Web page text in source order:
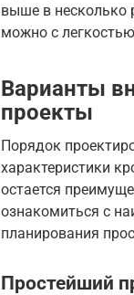
выше в несколько
можно с
Варианты
проекты
Порядок
характеристики
остается
ознакомиться с
планирования
Простейший